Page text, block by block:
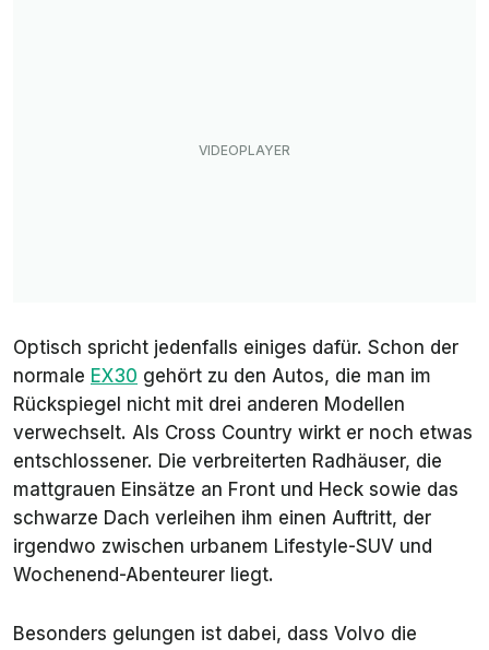
Optisch spricht jedenfalls einiges dafür. Schon der
normale EX30 gehört zu den Autos, die man im
Rückspiegel nicht mit drei anderen Modellen
verwechselt. Als Cross Country wirkt er noch etwas
entschlossener. Die verbreiterten Radhäuser, die
mattgrauen Einsätze an Front und Heck sowie das
schwarze Dach verleihen ihm einen Auftritt, der
irgendwo zwischen urbanem Lifestyle-SUV und
Wochenend-Abenteurer liegt.
Besonders gelungen ist dabei, dass Volvo die